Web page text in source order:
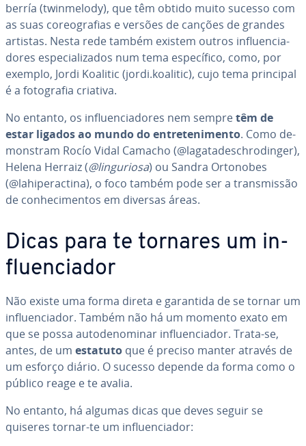
ber­ría (twin­me­lody), que têm obtido muito sucesso com
as suas co­re­o­gra­fias e versões de canções de grandes
artistas. Nesta rede também existem outros in­flu­en­ci­a­
do­res es­pe­ci­a­li­za­dos num tema es­pe­cí­fico, como, por
exemplo, Jordi Koalitic (jordi.koalitic), cujo tema principal
é a fo­to­gra­fia criativa.
No entanto, os in­flu­en­ci­a­do­res nem sempretêm de
estar ligados ao mundo do en­tre­te­ni­mento. Como de­
mons­tram Rocío Vidal Camacho (@la­ga­ta­des­ch­ro­din­ger),
Helena Herraiz (@lin­gu­ri­osa) ou Sandra Ortonobes
(@lahi­pe­rac­tina), o foco também pode ser a trans­mis­são
de co­nhe­ci­men­tos em diversas áreas.
Dicas para te tornares um in­
flu­en­ci­a­dor
Não existe uma forma direta e garantida de se tornar um
in­flu­en­ci­a­dor. Também não há um momento exato em
que se possa au­to­de­no­mi­nar in­flu­en­ci­a­dor. Trata-se,
antes, de um estatuto que é preciso manter através de
um esforço diário. O sucesso depende da forma como o
público reage e te avalia.
No entanto, há algumas dicas que deves seguir se
quiseres tornar-te um in­flu­en­ci­a­dor: